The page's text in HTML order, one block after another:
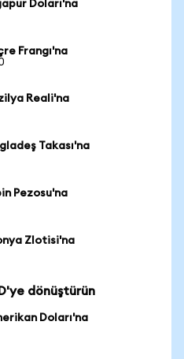
Doları'na
Frangı'na
Reali'na
Takası'na
Pezosu'na
Zlotisi'na
dönüştürün
Doları'na